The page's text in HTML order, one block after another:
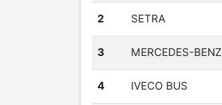
2 SETRA
3 MERCEDES-BENZ
4 IVECO BUS